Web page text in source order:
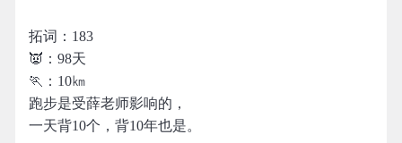
拓词：183
👿：98天
🏃：10㎞
跑步是受薛老师影响的，
一天背10个，背10年也是。